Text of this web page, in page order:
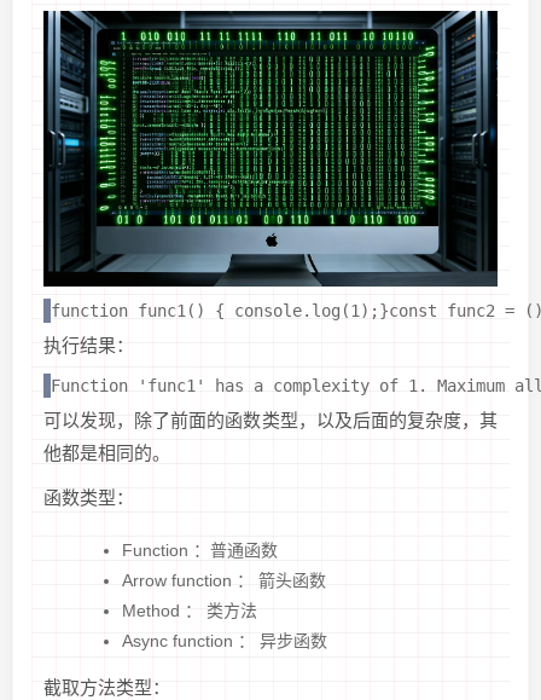
function func1() { console.log(1);}const func2 =
执行结果：
Function 'func1' has a complexity of 1. Maximum
可以发现，除了前面的函数类型，以及后面的复杂度，其
他都是相同的。
函数类型：
Function ：普通函数
Arrow function ： 箭头函数
Method ： 类方法
Async function ： 异步函数
截取方法类型：